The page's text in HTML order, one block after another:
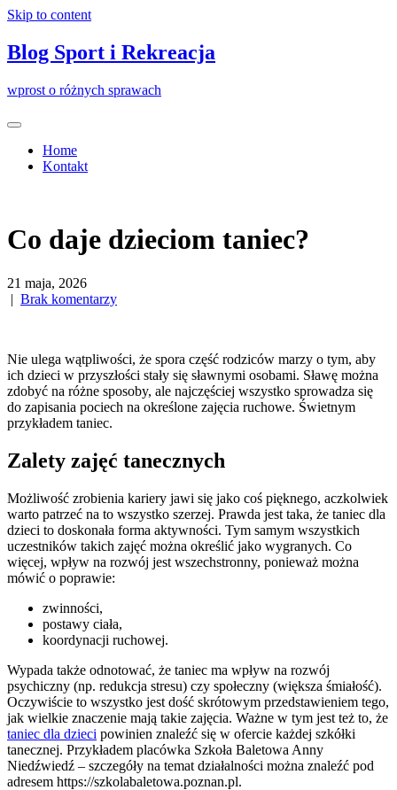
Skip to content
Blog Sport i Rekreacja
wprost o różnych sprawach
Home
Kontakt
Co daje dzieciom taniec?
21 maja, 2026
| Brak komentarzy
Nie ulega wątpliwości, że spora część rodziców marzy o tym, aby
ich dzieci w przyszłości stały się sławnymi osobami. Sławę można
zdobyć na różne sposoby, ale najczęściej wszystko sprowadza się
do zapisania pociech na określone zajęcia ruchowe. Świetnym
przykładem taniec.
Zalety zajęć tanecznych
Możliwość zrobienia kariery jawi się jako coś pięknego, aczkolwiek
warto patrzeć na to wszystko szerzej. Prawda jest taka, że taniec dla
dzieci to doskonała forma aktywności. Tym samym wszystkich
uczestników takich zajęć można określić jako wygranych. Co
więcej, wpływ na rozwój jest wszechstronny, ponieważ można
mówić o poprawie:
zwinności,
postawy ciała,
koordynacji ruchowej.
Wypada także odnotować, że taniec ma wpływ na rozwój
psychiczny (np. redukcja stresu) czy społeczny (większa śmiałość).
Oczywiście to wszystko jest dość skrótowym przedstawieniem tego,
jak wielkie znaczenie mają takie zajęcia. Ważne w tym jest też to, że
taniec dla dzieci powinien znaleźć się w ofercie każdej szkółki
tanecznej. Przykładem placówka Szkoła Baletowa Anny
Niedźwiedź – szczegóły na temat działalności można znaleźć pod
adresem https://szkolabaletowa.poznan.pl.